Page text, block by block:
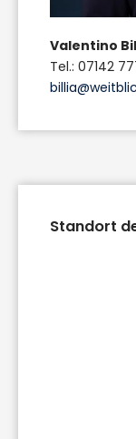
Valentino
Tel.: 07142
Standort